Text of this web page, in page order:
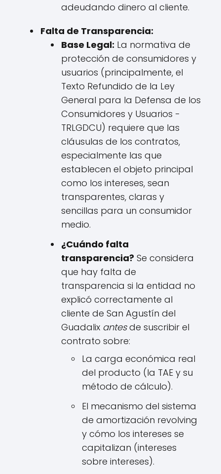
adeudando dinero al cliente.
Falta de Transparencia:
Base Legal: La normativa de
protección de consumidores y
usuarios (principalmente, el
Texto Refundido de la Ley
General para la Defensa de los
Consumidores y Usuarios -
TRLGDCU) requiere que las
cláusulas de los contratos,
especialmente las que
establecen el objeto principal
como los intereses, sean
transparentes, claras y
sencillas para un consumidor
medio.
¿Cuándo falta
transparencia? Se considera
que hay falta de
transparencia si la entidad no
explicó correctamente al
cliente de San Agustín del
Guadalix antesde suscribir el
contrato sobre:
La carga económica real
del producto (la TAE y su
método de cálculo).
El mecanismo del sistema
de amortización revolving
y cómo los intereses se
capitalizan (intereses
sobre intereses).